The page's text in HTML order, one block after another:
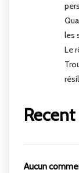
les
Le
Aucun